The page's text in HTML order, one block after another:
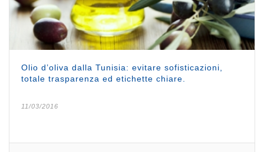
Olio d’oliva dalla Tunisia: evitare sofisticazioni,
totale trasparenza ed etichette chiare.
11/03/2016